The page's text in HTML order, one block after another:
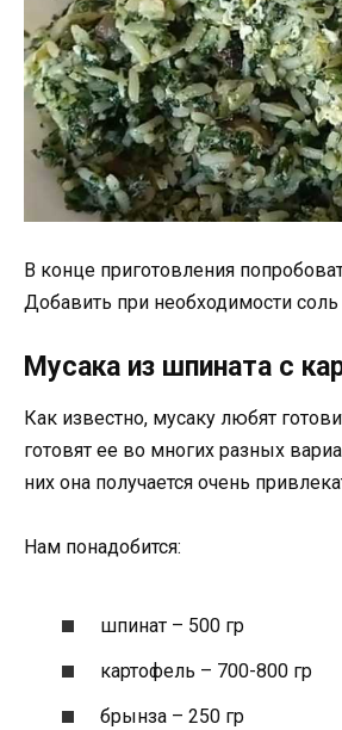
В конце приготовления
Добавить при необходимости соль
Мусака из шпината с
Как известно, мусаку любят
готовят ее во многих разных
них она получается очень
Нам понадобится:
шпинат – 500 гр
картофель – 700-800 гр
брынза – 250 гр